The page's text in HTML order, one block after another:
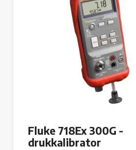
Fluke 718Ex 300G -
drukkalibrator